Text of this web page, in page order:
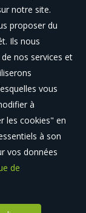
notre site.
proposer du
Ils nous
nos services et
vous
à
les cookies" en
à son
vos données
de